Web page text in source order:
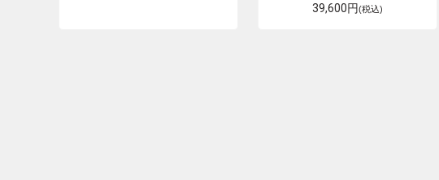
39,600円(税込)